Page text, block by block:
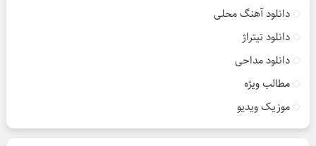
دانلود آهنگ محلی
دانلود تیتراژ
دانلود مداحی
مطالب ویژه
موزیک ویدیو